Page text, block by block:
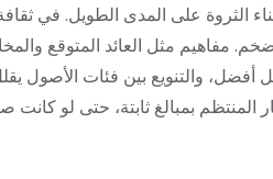
الثروة على المدى الطويل. في
مفاهيم مثل العائد المتوقع
والتنويع بين فئات الأصول
بمبالغ ثابتة، حتى لو